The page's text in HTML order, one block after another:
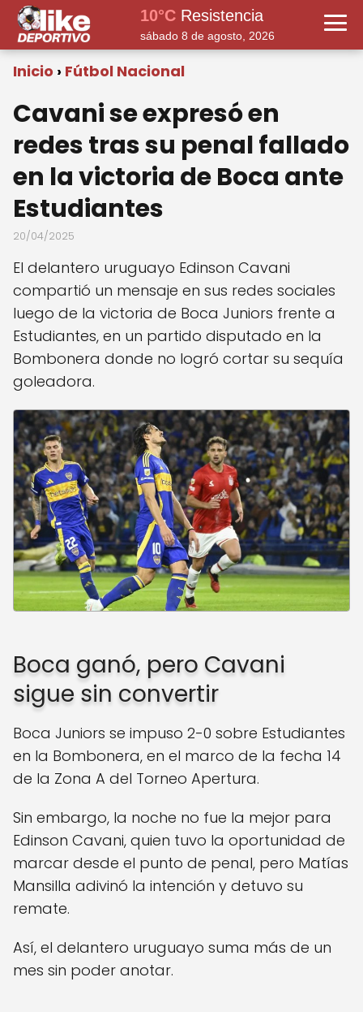
10°C Resistencia
sábado 8 de agosto, 2026
Inicio Fútbol Nacional
Cavani se expresó en
redes tras su penal fallado
en la victoria de Boca ante
Estudiantes
20/04/2025
El delantero uruguayo Edinson Cavani
compartió un mensaje en sus redes sociales
luego de la victoria de Boca Juniors frente a
Estudiantes, en un partido disputado en la
Bombonera donde no logró cortar su sequía
goleadora.
Boca ganó, pero Cavani
sigue sin convertir
Boca Juniors se impuso 2-0 sobre Estudiantes
en la Bombonera, en el marco de la fecha 14
de la Zona A del Torneo Apertura.
Sin embargo, la noche no fue la mejor para
Edinson Cavani, quien tuvo la oportunidad de
marcar desde el punto de penal, pero Matías
Mansilla adivinó la intención y detuvo su
remate.
Así, el delantero uruguayo suma más de un
mes sin poder anotar.